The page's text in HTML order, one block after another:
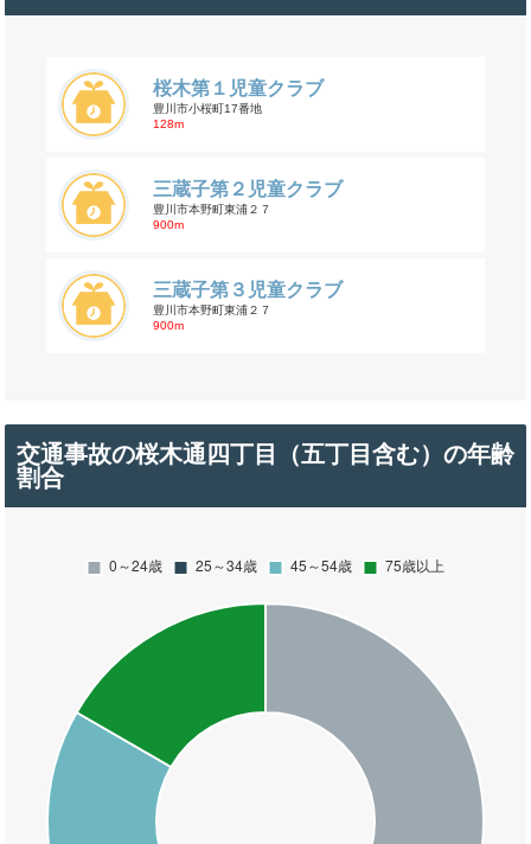
桜木第１児童クラブ
豊川市小桜町17番地
128m
三蔵子第２児童クラブ
豊川市本野町東浦２７
900m
三蔵子第３児童クラブ
豊川市本野町東浦２７
900m
交通事故の桜木通四丁目（五丁目含む）の年齢
割合